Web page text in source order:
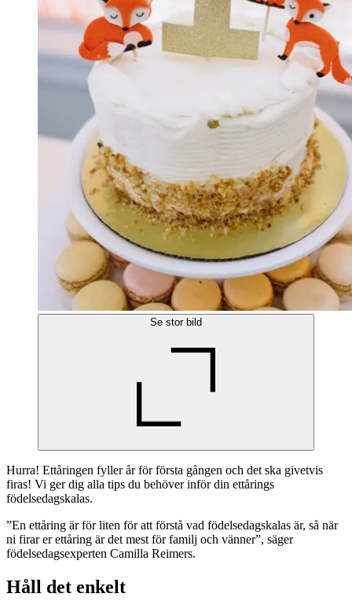
Se stor bild
Hurra! Ettåringen fyller år för första gången och det ska givetvis
firas! Vi ger dig alla tips du behöver inför din ettårings
födelsedagskalas.
”En ettåring är för liten för att förstå vad födelsedagskalas är, så när
ni firar er ettåring är det mest för familj och vänner”, säger
födelsedagsexperten Camilla Reimers.
Håll det enkelt